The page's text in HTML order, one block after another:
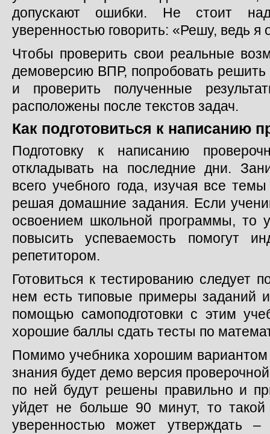
допускают ошибки. Не стоит
уверенностью говорить: «Решу, ведь я
Чтобы проверить свои реальные
демоверсию ВПР, попробовать решить
и проверить полученные
расположены после текстов задач.
Как подготовиться к написанию
Подготовку к написанию
откладывать на последние дни.
всего учебного года, изучая все
решая домашние задания. Если
освоением школьной программы, то
повысить успеваемость помогут
репетитором.
Готовиться к тестированию следует
нем есть типовые примеры заданий
помощью самоподготовки с этим
хорошие баллы сдать тесты по
Помимо учебника хорошим
знания будет демо версия
по ней будут решены правильно и
уйдет не больше 90 минут, то такой
уверенностью может утверждать